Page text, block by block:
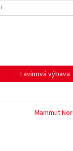
Lavinová výbava
Mammut